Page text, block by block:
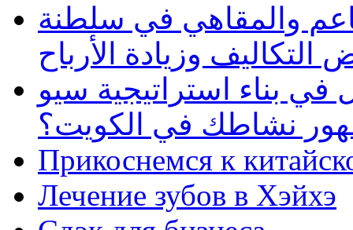
والمقاهي في سلطنة
وزيادة الأرباح
بناء استراتيجية سيو
نشاطك في الكويت؟
Прикоснемся к
Лечение зубов в Хэйхэ